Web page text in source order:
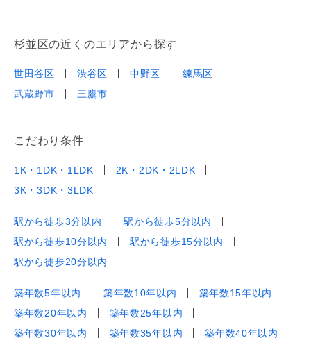
杉並区の近くのエリアから探す
世田谷区 渋谷区 中野区
練馬区
武蔵野市
三鷹市
こだわり条件
1K・1DK・1LDK
2K・2DK・2LDK
3K・3DK・3LDK
駅から徒歩3分以内
駅から徒歩5分以内
駅から徒歩10分以内
駅から徒歩15分以内
駅から徒歩20分以内
築年数5年以内 築年数10年以内
築年数15年以内
築年数20年以内
築年数25年以内
築年数30年以内
築年数35年以内 築年数40年以内